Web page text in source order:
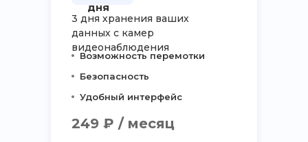
дня
Возможность перемотки
Безопасность
Удобный интерфейс
3 дня хранения ваших
данных с камер
видеонаблюдения
249 ₽ / месяц